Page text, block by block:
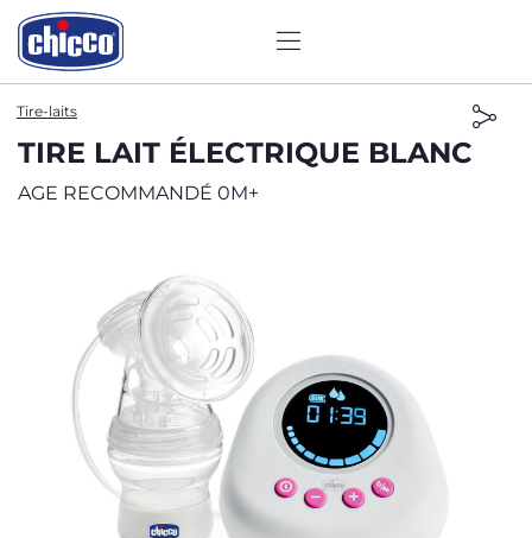
Tire-laits
TIRE LAIT ÉLECTRIQUE BLANC
AGE RECOMMANDÉ 0M+